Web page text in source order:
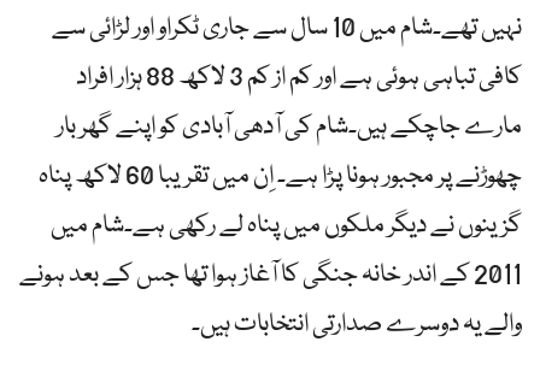
نہیں تھے۔شام میں 10 سال سے جاری ٹکراو اور لڑائی سے
کافی تباہی ہوئی ہے اور کم از کم 3 لاکھ 88 ہزار افراد
مارے جاچکے ہیں۔شام کی آدھی آبادی کو اپنے گھر بار
چھوڑنے پر مجبور ہونا پڑا ہے۔ اِن میں تقریبا 60 لاکھ پناہ
گزینوں نے دیگر ملکوں میں پناہ لے رکھی ہے۔شام میں
2011 کے اندر خانہ جنگی کا آغاز ہوا تھا جس کے بعد ہونے
والے یہ دوسرے صدارتی انتخابات ہیں۔